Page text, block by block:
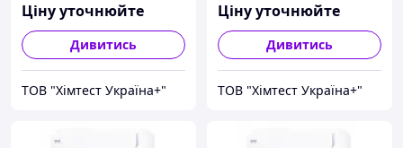
Ціну уточнюйте
Дивитись
ТОВ "Хімтест Україна+"
Ціну уточнюйте
Дивитись
ТОВ "Хімтест Україна+"